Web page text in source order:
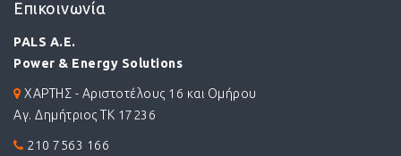
Επικοινωνία
PALS A.E.
Power & Energy Solutions
ΧΑΡΤΗΣ - Αριστοτέλους 16 και Ομήρου
Αγ. Δημήτριος ΤΚ 17236
210 7563 166